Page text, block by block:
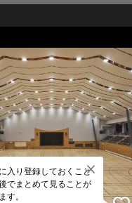
入り登録しておくこと
でまとめて見ることが
す。